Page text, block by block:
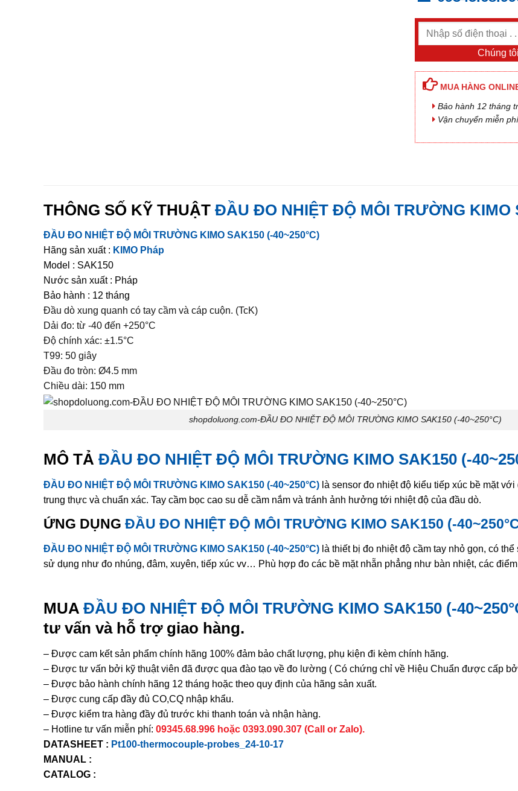
Chúng
MUA HÀNG
Bảo hành 12 tháng
Vận chuyển miễn
THÔNG SỐ KỸ THUẬT ĐẦU ĐO NHIỆT ĐỘ MÔI TRƯỜNG KIMO
ĐẦU ĐO NHIỆT ĐỘ MÔI TRƯỜNG KIMO SAK150 (-40~250°C)
Hãng sản xuất : KIMO Pháp
Model : SAK150
Nước sản xuất : Pháp
Bảo hành : 12 tháng
Đầu dò xung quanh có tay cầm và cáp cuộn. (TcK)
Dải đo: từ -40 đến +250°C
Độ chính xác: ±1.5°C
T99: 50 giây
Đầu đo tròn: Ø4.5 mm
Chiều dài: 150 mm
shopdoluong.com-ĐẦU ĐO NHIỆT ĐỘ MÔI TRƯỜNG KIMO SAK150 (-40~250°C)
MÔ TẢ ĐẦU ĐO NHIỆT ĐỘ MÔI TRƯỜNG KIMO SAK150 (-
ĐẦU ĐO NHIỆT ĐỘ MÔI TRƯỜNG KIMO SAK150 (-40~250°C) là sensor đo nhiệt độ kiểu tiếp xúc bề mặt
trung thực và chuẩn xác. Tay cầm bọc cao su dễ cầm nắm và tránh ảnh hưởng tới nhiệt độ của đầu dò.
ỨNG DỤNG ĐẦU ĐO NHIỆT ĐỘ MÔI TRƯỜNG KIMO SAK150 (-
ĐẦU ĐO NHIỆT ĐỘ MÔI TRƯỜNG KIMO SAK150 (-40~250°C) là thiết bị đo nhiệt độ cầm tay nhỏ gọn, có
sử dụng như đo nhúng, đâm, xuyên, tiếp xúc vv… Phù hợp đo các bề mặt nhẵn phẳng như bàn nhiệt, các
MUA ĐẦU ĐO NHIỆT ĐỘ MÔI TRƯỜNG KIMO SAK150 (-
tư vấn và hỗ trợ giao hàng.
– Được cam kết sản phẩm chính hãng 100% đảm bảo chất lượng, phụ kiện đi kèm chính hãng.
– Được tư vấn bởi kỹ thuật viên đã được qua đào tạo về đo lường ( Có chứng chỉ về Hiệu Chuẩn được cấp
– Được bảo hành chính hãng 12 tháng hoặc theo quy định của hãng sản xuất.
– Được cung cấp đầy đủ CO,CQ nhập khẩu.
– Được kiểm tra hàng đầy đủ trước khi thanh toán và nhận hàng.
– Hotline tư vấn miễn phí: 09345.68.996 hoặc 0393.090.307 (Call or Zalo).
DATASHEET : Pt100-thermocouple-probes_24-10-17
MANUAL :
CATALOG :